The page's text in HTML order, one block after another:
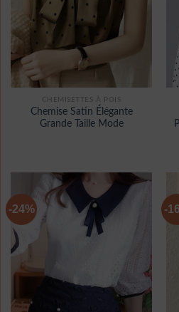
CHEMISETTES À POIS
Chemise Satin Élégante
Grande Taille Mode
-24% -